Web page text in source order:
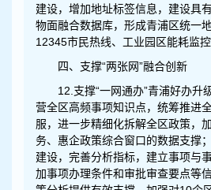
建设，增加地址标签信息，建设具
物面融合数据库，形成青浦区统一
12345市民热线、工业园区能耗监控
四、支撑“两张网”融合创新
12.支撑“一网通办”青浦好办升
营全区高频事项知识点，统筹推进
服，进一步精细化拆解全区政策，
务、惠企政策综合窗口的数据支撑
建设，完善分析指标，建立事项与
加事项办理条件和审批审查要点等